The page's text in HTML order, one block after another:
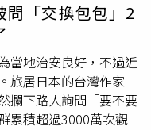
問「交換包包」2
當地治安良好，不過近
旅居日本的台灣作家
攔下路人詢問「要不要
累積超過3000萬次觀